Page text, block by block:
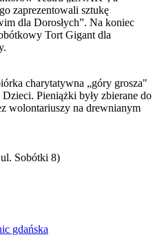
zaprezentowali sztukę
dla Dorosłych”. Na koniec
Tort Gigant dla
charytatywna „góry grosza"
Pieniążki były zbierane do
wolontariuszy na drewnianym
Sobótki 8)
gdańska